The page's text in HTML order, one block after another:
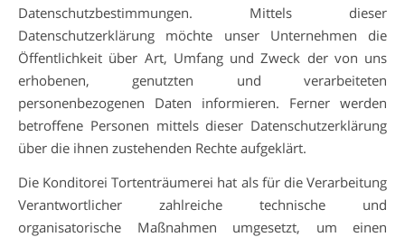
Datenschutzbestimmungen. Mittels dieser
Datenschutzerklärung möchte unser Unternehmen die
Öffentlichkeit über Art, Umfang und Zweck der von uns
erhobenen, genutzten und verarbeiteten
personenbezogenen Daten informieren. Ferner werden
betroffene Personen mittels dieser Datenschutzerklärung
über die ihnen zustehenden Rechte aufgeklärt.
Die Konditorei Tortenträumerei hat als für die Verarbeitung
Verantwortlicher zahlreiche technische und
organisatorische Maßnahmen umgesetzt, um einen